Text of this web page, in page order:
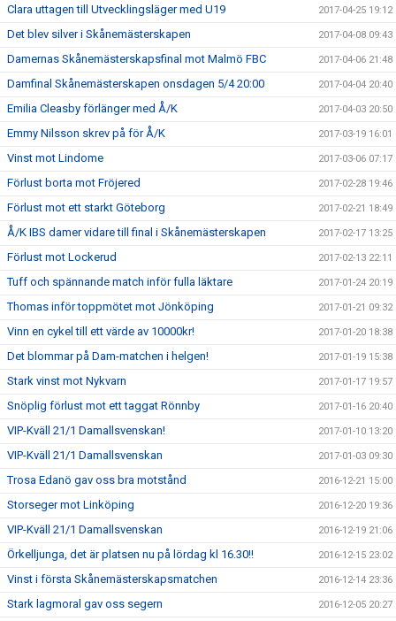
Clara uttagen till Utvecklingsläger med U19 2017-04-25 19:12
Det blev silver i Skånemästerskapen 2017-04-08 09:43
Damernas Skånemästerskapsfinal mot Malmö FBC 2017-04-06 21:48
Damfinal Skånemästerskapen onsdagen 5/4 20:00 2017-04-04 20:40
Emilia Cleasby förlänger med Å/K 2017-04-03 20:50
Emmy Nilsson skrev på för Å/K 2017-03-19 16:01
Vinst mot Lindome 2017-03-06 07:17
Förlust borta mot Fröjered 2017-02-28 19:46
Förlust mot ett starkt Göteborg 2017-02-21 18:49
Å/K IBS damer vidare till final i Skånemästerskapen 2017-02-17 13:25
Förlust mot Lockerud 2017-02-13 22:11
Tuff och spännande match inför fulla läktare 2017-01-24 20:19
Thomas inför toppmötet mot Jönköping 2017-01-21 09:32
Vinn en cykel till ett värde av 10000kr! 2017-01-20 18:38
Det blommar på Dam-matchen i helgen! 2017-01-19 15:38
Stark vinst mot Nykvarn 2017-01-17 19:57
Snöplig förlust mot ett taggat Rönnby 2017-01-16 20:40
VIP-Kväll 21/1 Damallsvenskan! 2017-01-10 13:20
VIP-Kväll 21/1 Damallsvenskan 2017-01-03 09:30
Trosa Edanö gav oss bra motstånd 2016-12-21 15:00
Storseger mot Linköping 2016-12-20 19:36
VIP-Kväll 21/1 Damallsvenskan 2016-12-19 21:06
Örkelljunga, det är platsen nu på lördag kl 16.30!! 2016-12-15 23:02
Vinst i första Skånemästerskapsmatchen 2016-12-14 23:36
Stark lagmoral gav oss segern 2016-12-05 20:27